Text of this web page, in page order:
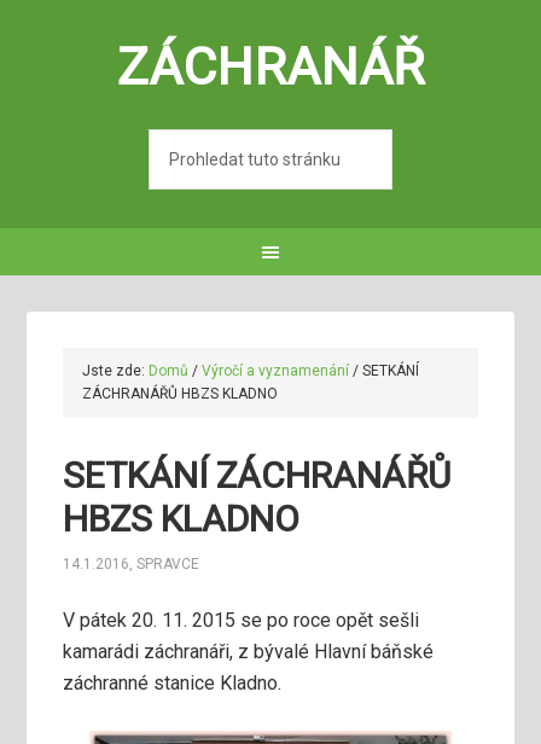
ZÁCHRANÁŘ
Jste zde: Domů / Výročí a vyznamenání / SETKÁNÍ
ZÁCHRANÁŘŮ HBZS KLADNO
SETKÁNÍ ZÁCHRANÁŘŮ
HBZS KLADNO
14.1.2016,SPRAVCE
V pátek 20. 11. 2015 se po roce opět sešli
kamarádi záchranáři, z bývalé Hlavní báňské
záchranné stanice Kladno.